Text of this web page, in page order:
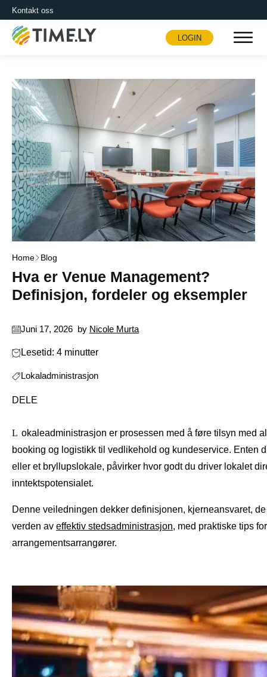
Kontakt oss
Timely
LOGIN
Home Blog
Hva er Venue Management?
Definisjon, fordeler og eksempler
Juni 17, 2026 by Nicole Murta
Lesetid: 4 minutter
Lokaladministrasjon
DELE
Lokaleadministrasjon er prosessen med å føre tilsyn med alle aktiviteter involvert i driften av et lokale, fra
booking og logistikk til vedlikehold og kundeservice. Enten
eller et bryllupslokale, påvirker hvor godt du driver lokalet
inntektspotensialet.
Denne veiledningen dekker definisjonen, kjerneansvaret,
verden av effektiv stedsadministrasjon, med praktiske tips
arrangementsarrangører.